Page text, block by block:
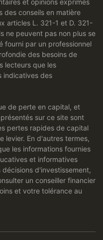
et opinions exprimés
des conseils en matière
articles L. 321-1 et D. 321-
ne peuvent pas non plus se
fourni par un professionnel
des besoins de
lecteurs que les
indicatives des
de perte en capital, et
sur ce site sont
pertes rapides de capital
levier. En d'autres termes,
les informations fournies
et informatives
d'investissement,
un conseiller financier
et votre tolérance au